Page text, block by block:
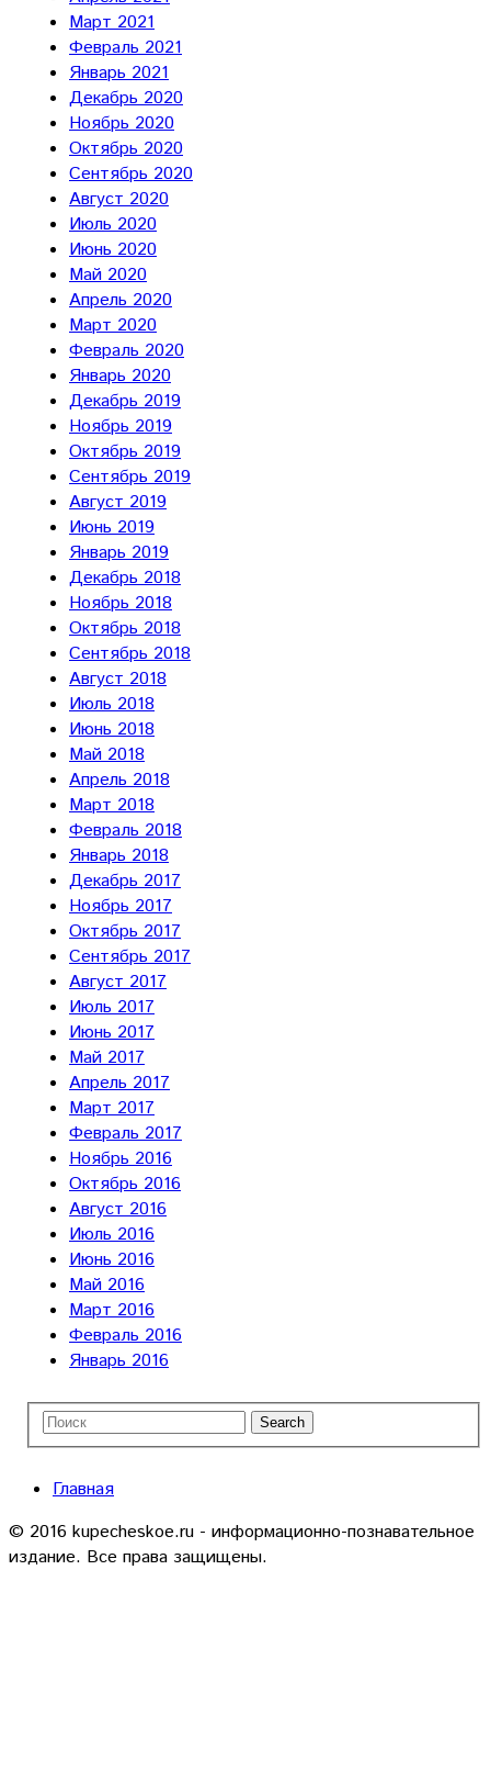
Март 2021
Февраль 2021
Январь 2021
Декабрь 2020
Ноябрь 2020
Октябрь 2020
Сентябрь 2020
Август 2020
Июль 2020
Июнь 2020
Май 2020
Апрель 2020
Март 2020
Февраль 2020
Январь 2020
Декабрь 2019
Ноябрь 2019
Октябрь 2019
Сентябрь 2019
Август 2019
Июнь 2019
Январь 2019
Декабрь 2018
Ноябрь 2018
Октябрь 2018
Сентябрь 2018
Август 2018
Июль 2018
Июнь 2018
Май 2018
Апрель 2018
Март 2018
Февраль 2018
Январь 2018
Декабрь 2017
Ноябрь 2017
Октябрь 2017
Сентябрь 2017
Август 2017
Июль 2017
Июнь 2017
Май 2017
Апрель 2017
Март 2017
Февраль 2017
Ноябрь 2016
Октябрь 2016
Август 2016
Июль 2016
Июнь 2016
Май 2016
Март 2016
Февраль 2016
Январь 2016
Главная
© 2016 kupecheskoe.ru - информационно-познавательное
издание. Все права защищены.